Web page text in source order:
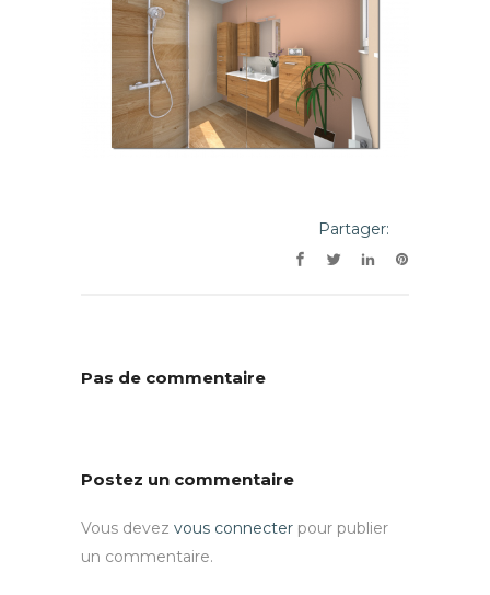
Partager:
Pas de commentaire
Postez un commentaire
Vous devez vous connecter pour publier
un commentaire.